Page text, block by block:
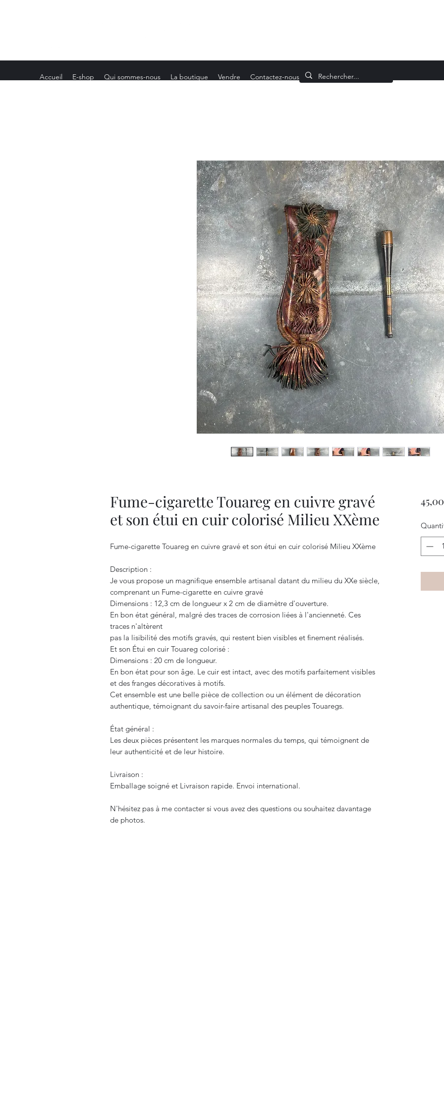
Accueil E-shop Qui sommes-nous La boutique Vendre Contactez-nous
Fume-cigarette Touareg en cuivre gravé
et son étui en cuir colorisé Milieu XXème
Fume-cigarette Touareg en cuivre gravé et son étui en cuir colorisé Milieu XXème
Description :
Je vous propose un magnifique ensemble artisanal datant du milieu du XXe siècle,
comprenant un Fume-cigarette en cuivre gravé
Dimensions : 12,3 cm de longueur x 2 cm de diamètre d'ouverture.
En bon état général, malgré des traces de corrosion liées à l'ancienneté. Ces
traces n'altèrent
pas la lisibilité des motifs gravés, qui restent bien visibles et finement réalisés.
Et son Étui en cuir Touareg colorisé :
Dimensions : 20 cm de longueur.
En bon état pour son âge. Le cuir est intact, avec des motifs parfaitement visibles
et des franges décoratives à motifs.
Cet ensemble est une belle pièce de collection ou un élément de décoration
authentique, témoignant du savoir-faire artisanal des peuples Touaregs.
État général :
Les deux pièces présentent les marques normales du temps, qui témoignent de
leur authenticité et de leur histoire.
Livraison :
Emballage soigné et Livraison rapide. Envoi international.
N'hésitez pas à me contacter si vous avez des questions ou souhaitez davantage
de photos.